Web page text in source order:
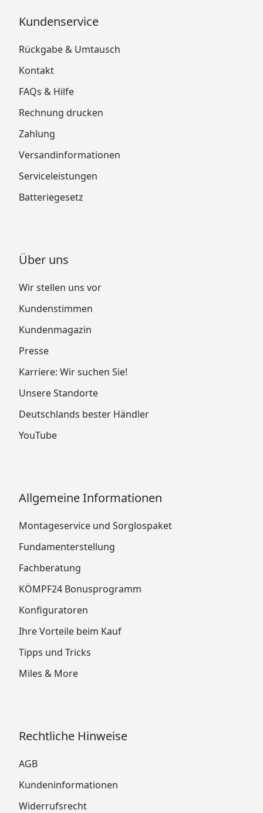
Kundenservice
Rückgabe & Umtausch
Kontakt
FAQs & Hilfe
Rechnung drucken
Zahlung
Versandinformationen
Serviceleistungen
Batteriegesetz
Über uns
Wir stellen uns vor
Kundenstimmen
Kundenmagazin
Presse
Karriere: Wir suchen Sie!
Unsere Standorte
Deutschlands bester Händler
YouTube
Allgemeine Informationen
Montageservice und Sorglospaket
Fundamenterstellung
Fachberatung
KÖMPF24 Bonusprogramm
Konfiguratoren
Ihre Vorteile beim Kauf
Tipps und Tricks
Miles & More
Rechtliche Hinweise
AGB
Kundeninformationen
Widerrufsrecht